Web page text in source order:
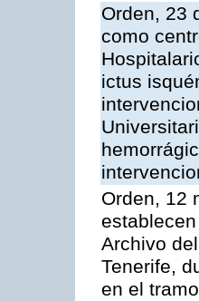
Orden, 23
como
ictus
Orden, 12
Archivo
Tenerife,
en el